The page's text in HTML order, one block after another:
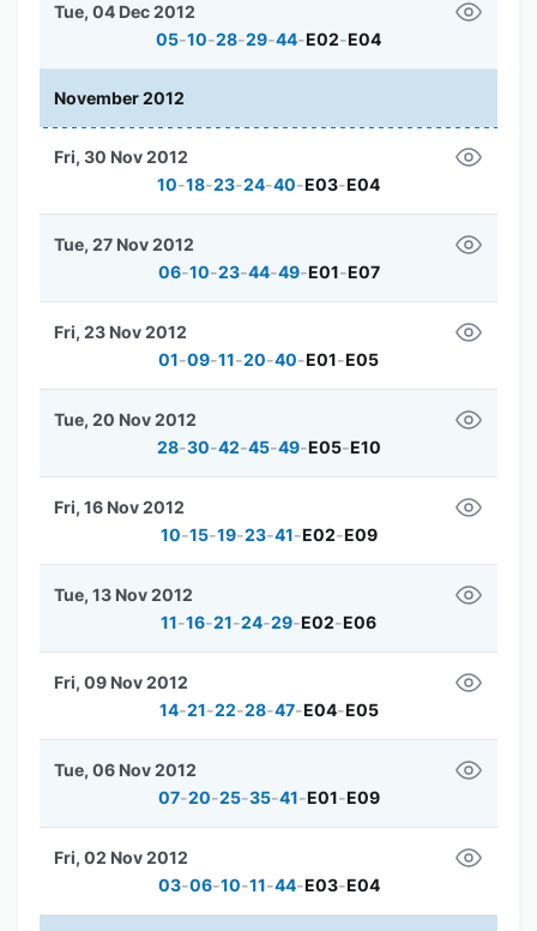
05-10-28-29-44-E02-E04
Tue, 04 Dec 2012
November 2012
10-18-23-24-40-E03-E04
Fri, 30 Nov 2012
06-10-23-44-49-E01-E07
Tue, 27 Nov 2012
01-09-11-20-40-E01-E05
Fri, 23 Nov 2012
28-30-42-45-49-E05-E10
Tue, 20 Nov 2012
10-15-19-23-41-E02-E09
Fri, 16 Nov 2012
11-16-21-24-29-E02-E06
Tue, 13 Nov 2012
14-21-22-28-47-E04-E05
Fri, 09 Nov 2012
07-20-25-35-41-E01-E09
Tue, 06 Nov 2012
03-06-10-11-44-E03-E04
Fri, 02 Nov 2012